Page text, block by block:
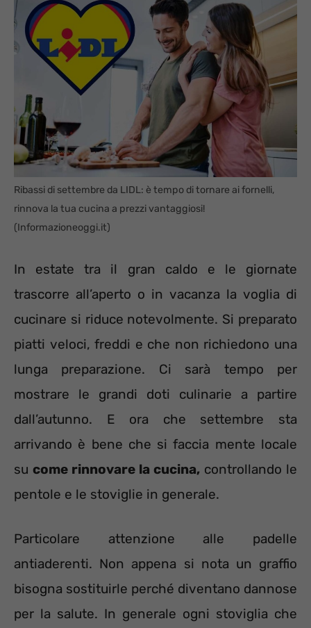
Ribassi di settembre da LIDL: è tempo di tornare ai fornelli,
rinnova la tua cucina a prezzi vantaggiosi!
(Informazioneoggi.it)
In estate tra il gran caldo e le giornate
trascorre all’aperto o in vacanza la voglia di
cucinare si riduce notevolmente. Si preparato
piatti veloci, freddi e che non richiedono una
lunga preparazione. Ci sarà tempo per
mostrare le grandi doti culinarie a partire
dall’autunno. E ora che settembre sta
arrivando è bene che si faccia mente locale
su come rinnovare la cucina, controllando le
pentole e le stoviglie in generale.
Particolare attenzione alle padelle
antiaderenti. Non appena si nota un graffio
bisogna sostituirle perché diventano dannose
per la salute. In generale ogni stoviglia che